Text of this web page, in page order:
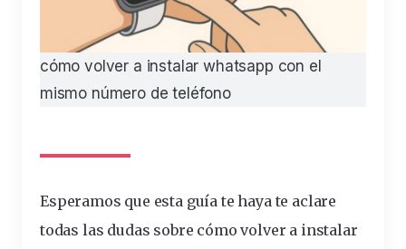
cómo volver a instalar whatsapp con el
mismo número de teléfono
Esperamos que esta guía te haya te aclare
todas las dudas sobre cómo volver a instalar